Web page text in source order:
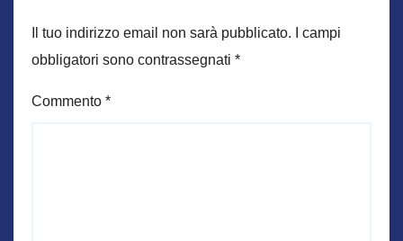
Il tuo indirizzo email non sarà pubblicato.
I campi
obbligatori sono contrassegnati *
Commento *